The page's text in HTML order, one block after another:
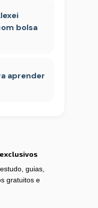
bolsa
aprender
guias,
gratuitos e